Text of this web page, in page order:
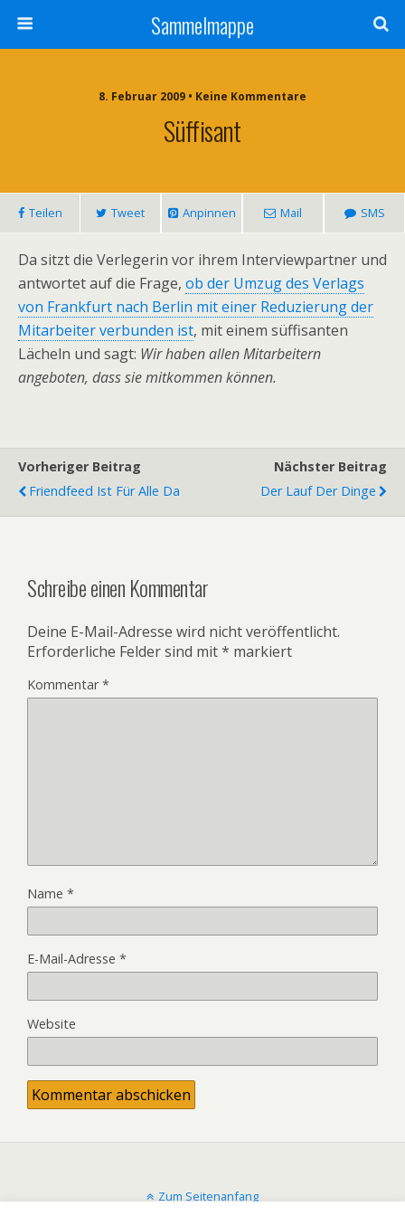
Sammelmappe
8. Februar 2009 • Keine Kommentare
Süffisant
Teilen Tweet Anpinnen Mail SMS
Da sitzt die Verlegerin vor ihrem Interviewpartner und
antwortet auf die Frage, ob der Umzug des Verlags
von Frankfurt nach Berlin mit einer Reduzierung der
Mitarbeiter verbunden ist, mit einem süffisanten
Lächeln und sagt: Wir haben allen Mitarbeitern
angeboten, dass sie mitkommen können.
Vorheriger Beitrag
Friendfeed Ist Für Alle Da
Nächster Beitrag
Der Lauf Der Dinge
Schreibe einen Kommentar
Deine E-Mail-Adresse wird nicht veröffentlicht.
Erforderliche Felder sind mit* markiert
Kommentar*
Name *
E-Mail-Adresse *
Website
Zum Seitenanfang